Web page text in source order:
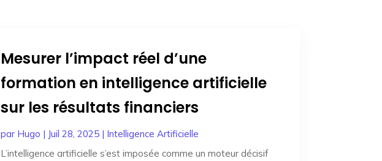
Mesurer l’impact réel d’une
formation en intelligence artificielle
sur les résultats financiers
par Hugo | Juil 28, 2025 | Intelligence Artificielle
L’intelligence artificielle s’est imposée comme un moteur décisif